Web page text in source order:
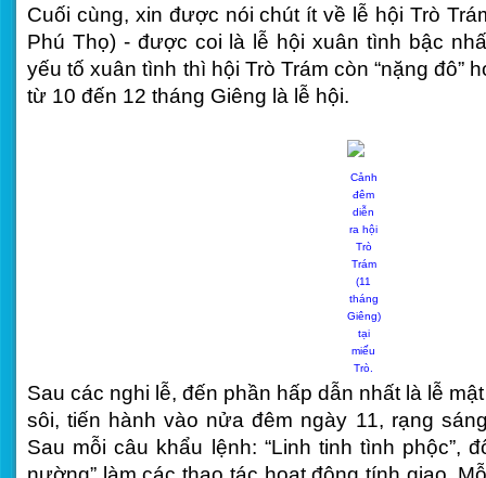
Cuối cùng, xin được nói chút ít về lễ hội Trò
Phú Thọ) - được coi là lễ hội xuân tình bậc
yếu tố xuân tình thì hội Trò Trám còn “nặng đô”
từ 10 đến 12 tháng Giêng là lễ hội.
Cảnh
đêm
diễn
ra hội
Trò
Trám
(11
tháng
Giêng)
tại
miếu
Trò.
Sau các nghi lễ, đến phần hấp dẫn nhất là lễ
sôi, tiến hành vào nửa đêm ngày 11, rạng
Sau mỗi câu khẩu lệnh: “Linh tinh tình phộc”,